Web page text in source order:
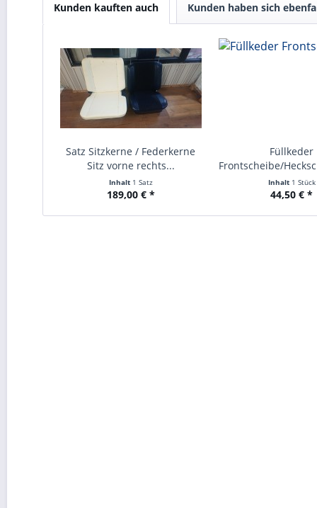
Kunden kauften auch Kunden haben sich
Satz Sitzkerne / Federkerne
Sitz vorne rechts...
Inhalt 1 Satz
189,00 € *
Füllkeder
Frontscheibe/
Inhalt 1 Stück
44,50 € *